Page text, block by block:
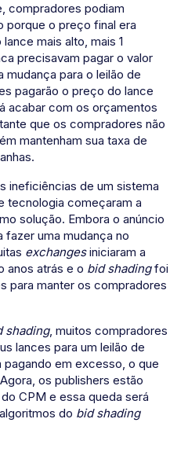
compradores podiam
porque o preço final era
mais alto, mais 1
precisavam pagar o valor
para o leilão de
pagarão o preço do lance
acabar com os orçamentos
que os compradores não
mantenham sua taxa de
ineficiências de um sistema
tecnologia começaram a
solução. Embora o anúncio
uma mudança no
exchangesiniciaram a
anos atrás e o bid shadingfoi
para manter os compradores
shading, muitos compradores
lances para um leilão de
em excesso, o que
os publishers estão
CPM e essa queda será
do bid shading